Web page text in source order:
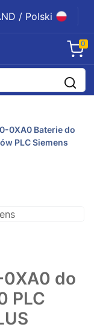
/ Polski
0
0XA0 Baterie do
PLC Siemens
do
PLC